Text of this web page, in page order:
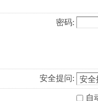
密码:
安全提问:
自